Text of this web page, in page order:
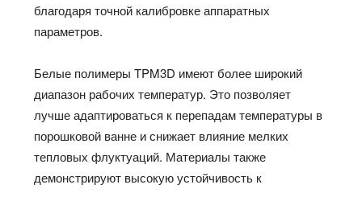
благодаря точной калибровке аппаратных
параметров.
Белые полимеры TPM3D имеют более широкий
диапазон рабочих температур. Это позволяет
лучше адаптироваться к перепадам температуры в
порошковой ванне и снижает влияние мелких
тепловых флуктуаций. Материалы также
демонстрируют высокую устойчивость к